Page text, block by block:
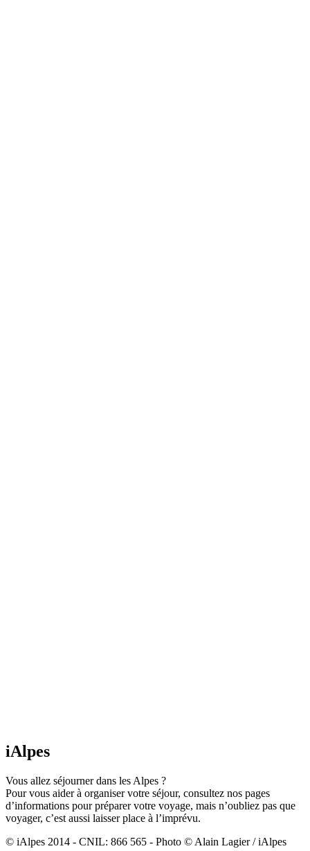
iAlpes
Vous allez séjourner dans les Alpes ?
Pour vous aider à organiser votre séjour, consultez nos pages
d’informations pour préparer votre voyage, mais n’oubliez pas que
voyager, c’est aussi laisser place à l’imprévu.
© iAlpes 2014 - CNIL: 866 565 - Photo © Alain Lagier / iAlpes